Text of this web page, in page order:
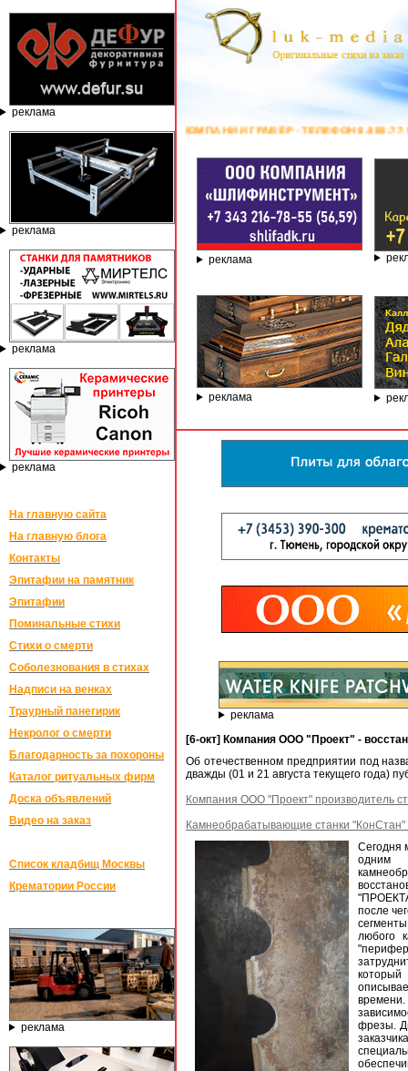
реклама
реклама
реклама
реклама
На главную сайта
На главную блога
Контакты
Эпитафии на памятник
Эпитафии
Поминальные стихи
Стихи о смерти
Соболезнования в стихах
Надписи на венках
Траурный панегирик
Некролог о смерти
Благодарность за похороны
Каталог ритуальных фирм
Доска объявлений
Видео на заказ
Список кладбищ Москвы
Крематории России
реклама
ПО КАМНЮ ОТ КОМПАНИИ ГРАВЁР - ТЕЛЕФОН 8.800.77-53-440,
реклама
реклама
реклама
[6-окт] Компания ООО "Проект" -
Об отечественном предприятии под
дважды (01 и 21 августа текущего года)
Компания ООО "Проект" производитель
Камнеобрабатывающие станки
Сегодня
одним
после
любого
фрезы.